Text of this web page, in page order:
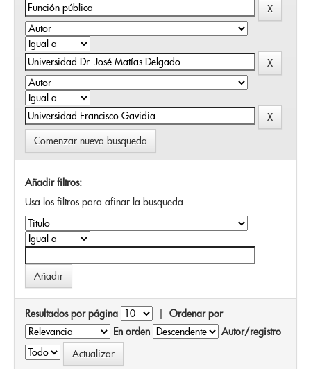
Comenzar nueva busqueda
Añadir filtros:
Usa los filtros para afinar la busqueda.
Resultados por página | Ordenar por
En orden
Autor/registro